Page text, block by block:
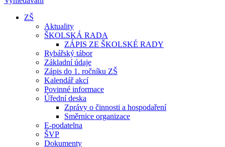
ZŠ
Aktuality
ŠKOLSKÁ RADA
ZÁPIS ZE ŠKOLSKÉ RADY
Rybářský tábor
Základní údaje
Zápis do 1. ročníku ZŠ
Kalendář akcí
Povinné informace
Úřední deska
Zprávy o činnosti a hospodaření
Směrnice organizace
E-podatelna
ŠVP
Dokumenty